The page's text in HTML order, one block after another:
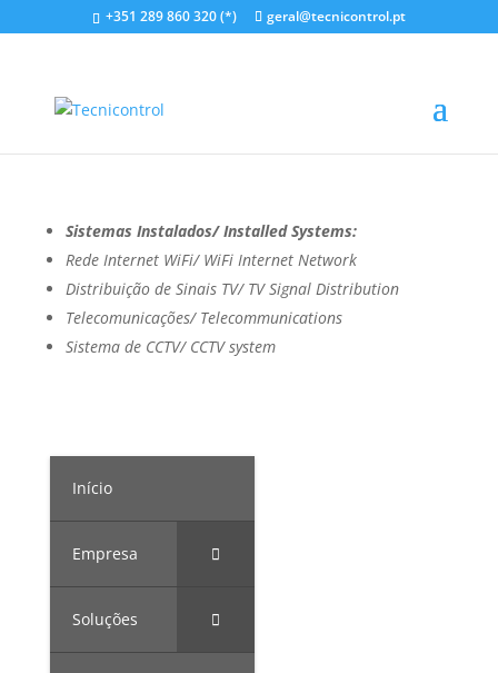
+351 289 860 320 (*) geral@tecnicontrol.pt
byOrlando Santos
Sistemas Instalados/ Installed Systems:
Rede Internet WiFi/ WiFi Internet Network
Distribuição de Sinais TV/ TV Signal Distribution
Telecomunicações/ Telecommunications
Sistema de CCTV/ CCTV system
Início
Empresa
Soluções